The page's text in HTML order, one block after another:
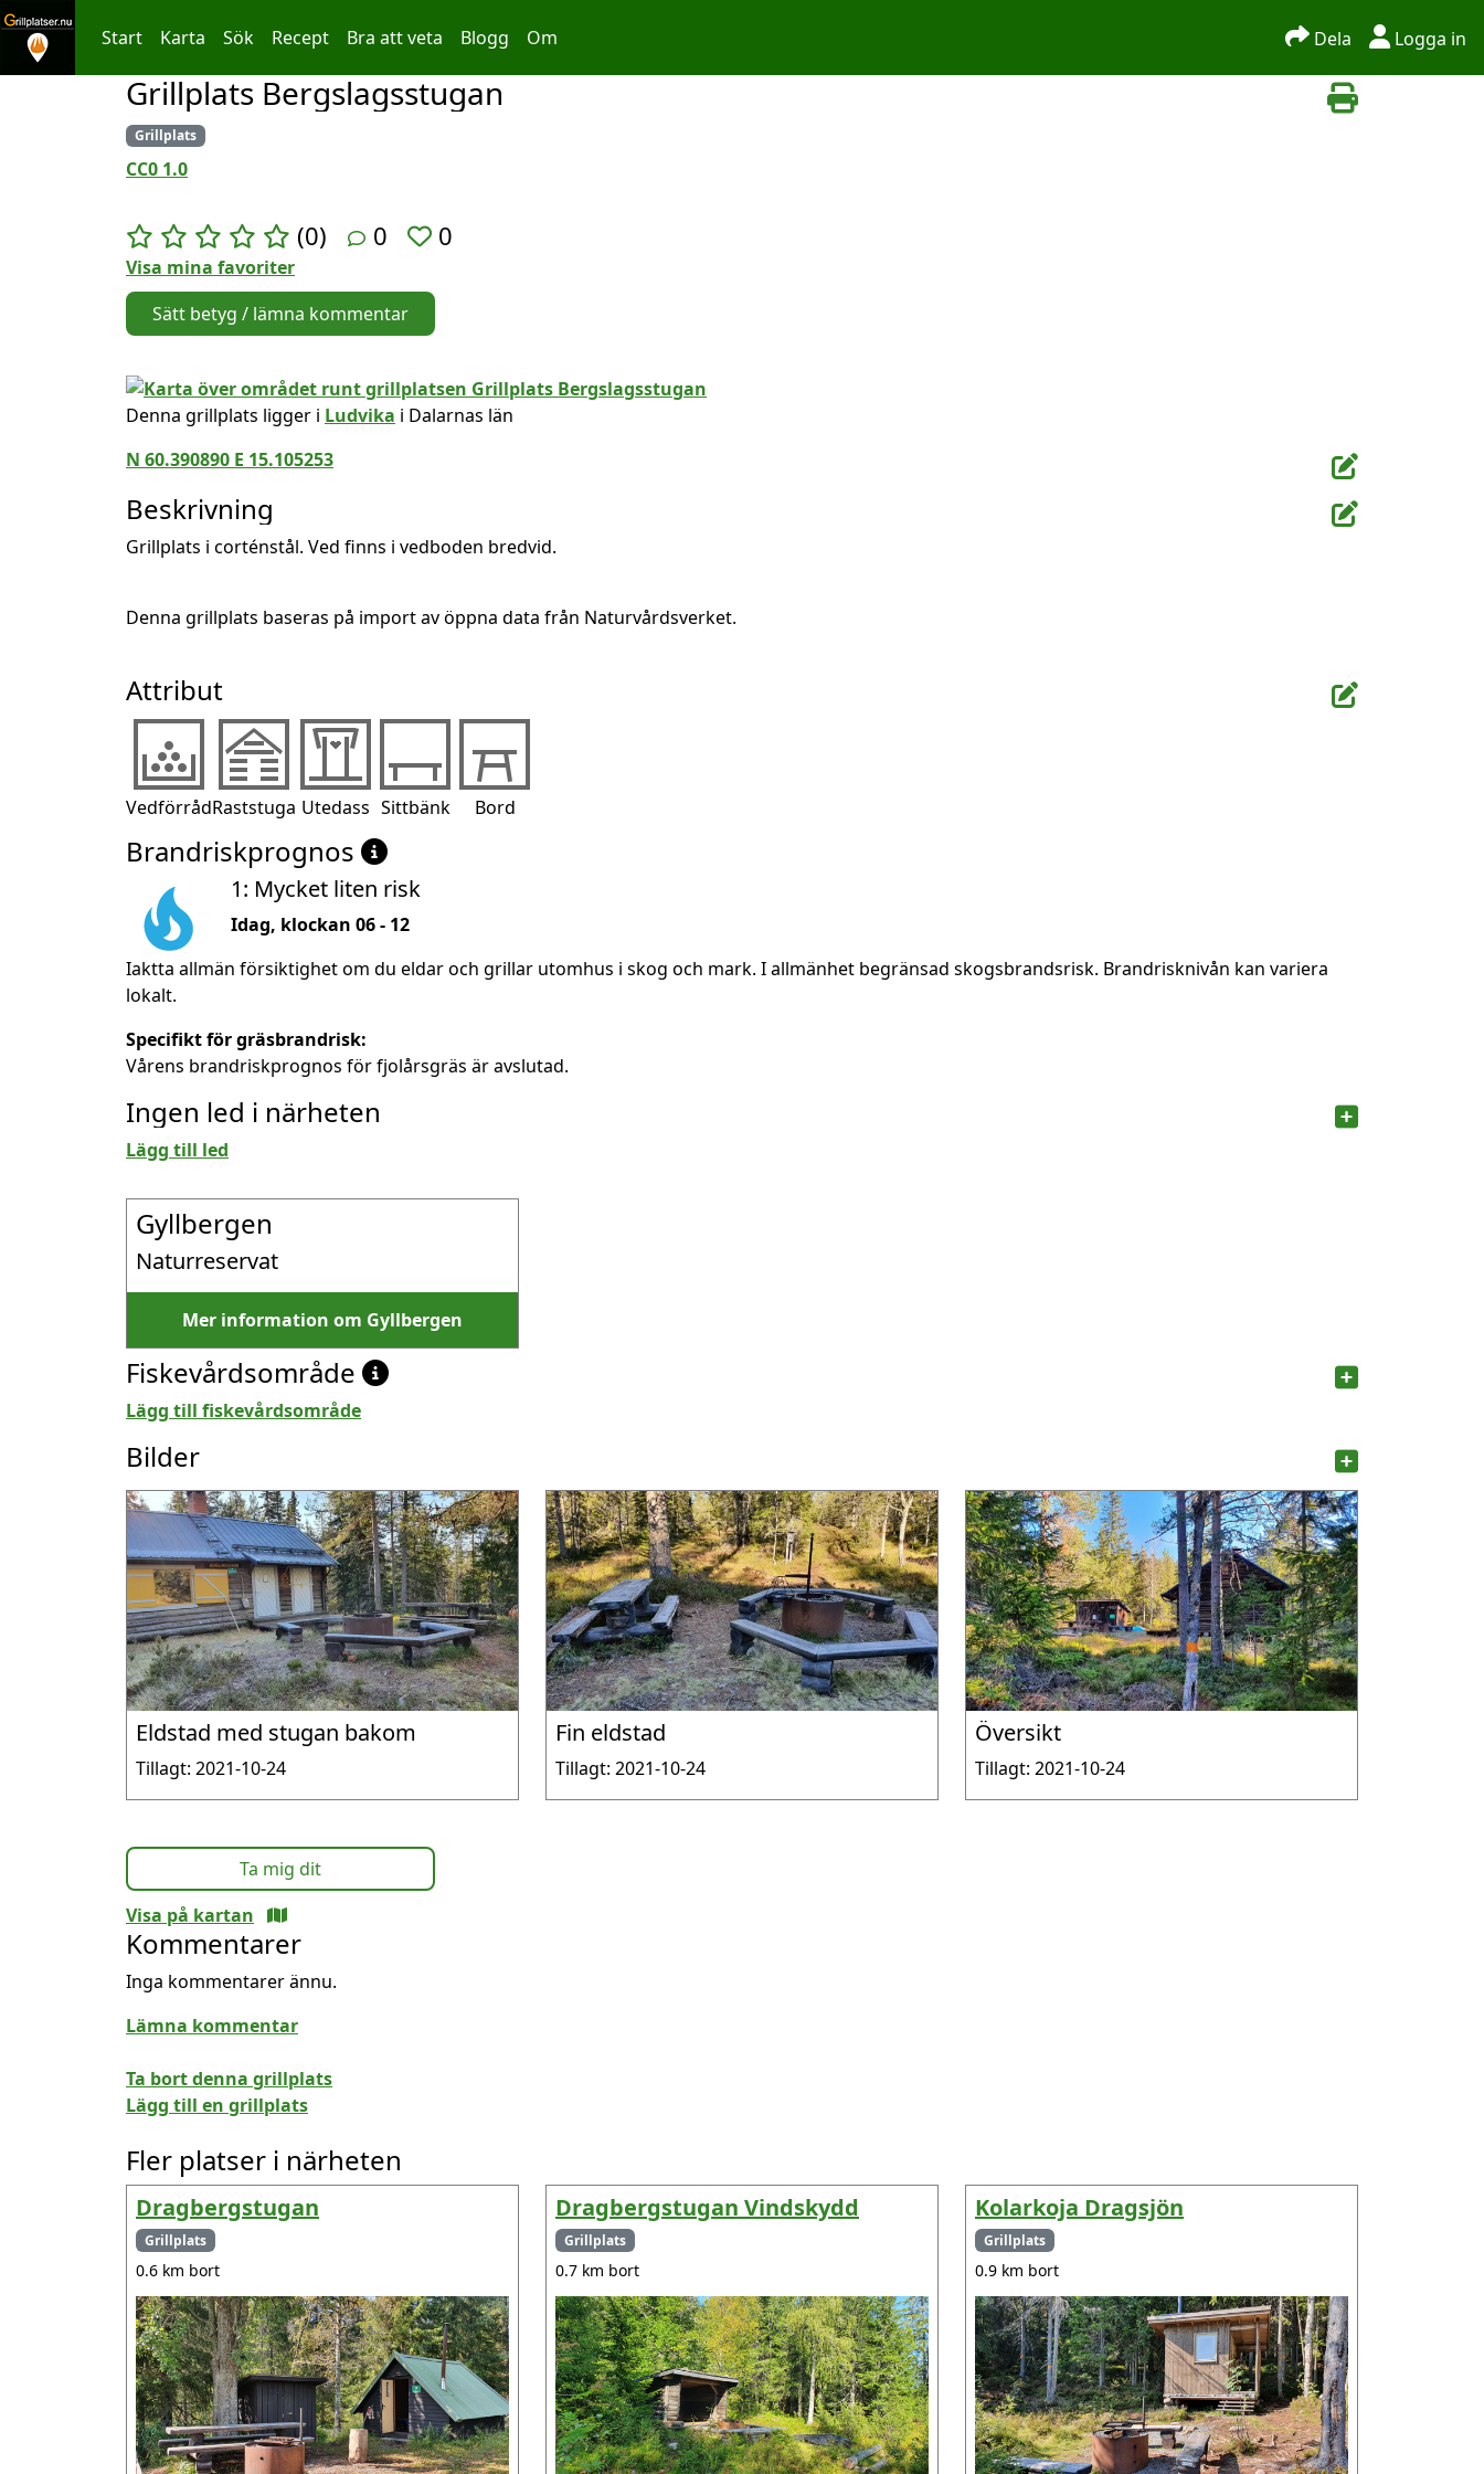
Hoppa till innehållet
Start Karta Sök Recept Bra att veta Blogg Om Dela Logga in
Grillplats Bergslagsstugan
Grillplats
CC0 1.0
(0) 0 0
Visa mina favoriter
Sätt betyg / lämna kommentar
Denna grillplats ligger i Ludvika i Dalarnas län
N 60.390890 E 15.105253
Beskrivning
Grillplats i corténstål. Ved finns i vedboden bredvid.
Denna grillplats baseras på import av öppna data från Naturvårdsverket.
Attribut
VedförrådRaststuga Utedass Sittbänk Bord
Brandriskprognos
1: Mycket liten risk
Idag, klockan 06 - 12
Iaktta allmän försiktighet om du eldar och grillar utomhus i skog och mark. I allmänhet begränsad skogsbrandsrisk. Brandrisknivån kan variera
lokalt.
Specifikt för gräsbrandrisk:
Vårens brandriskprognos för fjolårsgräs är avslutad.
Ingen led i närheten
Lägg till led
Gyllbergen
Naturreservat
Mer information om Gyllbergen
Fiskevårdsområde
Lägg till fiskevårdsområde
Bilder
Eldstad med stugan bakom
Tillagt: 2021-10-24
Fin eldstad
Tillagt: 2021-10-24
Översikt
Tillagt: 2021-10-24
Ta mig dit
Visa på kartan
Kommentarer
Inga kommentarer ännu.
Lämna kommentar
Ta bort denna grillplats
Lägg till en grillplats
Fler platser i närheten
Dragbergstugan
Grillplats
0.6 km bort
Dragbergstugan Vindskydd
Grillplats
0.7 km bort
Kolarkoja Dragsjön
Grillplats
0.9 km bort